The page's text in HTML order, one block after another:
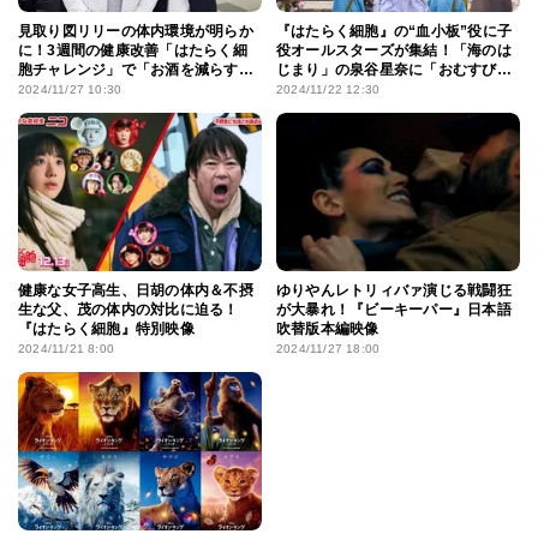
見取り図リリーの体内環境が明らか
に！3週間の健康改善「はたらく細
胞チャレンジ」で「お酒を減らす」
と宣言
2024/11/27 10:30
『はたらく細胞』の“血小板”役に子
役オールスターズが集結！「海のは
じまり」の泉谷星奈に「おむすび」
の磯村アメリも
2024/11/22 12:30
健康な女子高生、日胡の体内＆不摂
生な父、茂の体内の対比に迫る！
『はたらく細胞』特別映像
2024/11/21 8:00
ゆりやんレトリィバァ演じる戦闘狂
が大暴れ！『ビーキーパー』日本語
吹替版本編映像
2024/11/27 18:00